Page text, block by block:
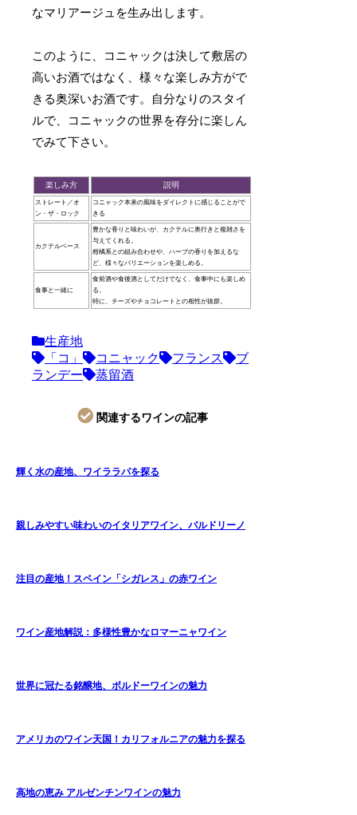
なマリアージュを生み出します。
このように、コニャックは決して敷居の
高いお酒ではなく、様々な楽しみ方がで
きる奥深いお酒です。自分なりのスタイ
ルで、コニャックの世界を存分に楽しん
でみて下さい。
楽しみ方 説明
ストレート／オ
ン・ザ・ロック
コニャック本来の風味をダイレクトに感じることがで
きる
カクテルベース
豊かな香りと味わいが、カクテルに奥行きと複雑さを
与えてくれる。
柑橘系との組み合わせや、ハーブの香りを加えるな
ど、様々なバリエーションを楽しめる。
食事と一緒に
食前酒や食後酒としてだけでなく、食事中にも楽しめ
る。
特に、チーズやチョコレートとの相性が抜群。
生産地
「コ」
コニャック フランス
ブ
ランデー
蒸留酒
関連するワインの記事
輝く水の産地、ワイララパを探る
親しみやすい味わいのイタリアワイン、バルドリーノ
注目の産地！スペイン「シガレス」の赤ワイン
ワイン産地解説：多様性豊かなロマーニャワイン
世界に冠たる銘醸地、ボルドーワインの魅力
アメリカのワイン天国！カリフォルニアの魅力を探る
高地の恵み アルゼンチンワインの魅力